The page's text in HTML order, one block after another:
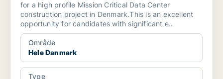
for a high profile Mission Critical Data Center
construction project in Denmark.This is an excellent
opportunity for candidates with significant e..
Område
Hele Danmark
Type